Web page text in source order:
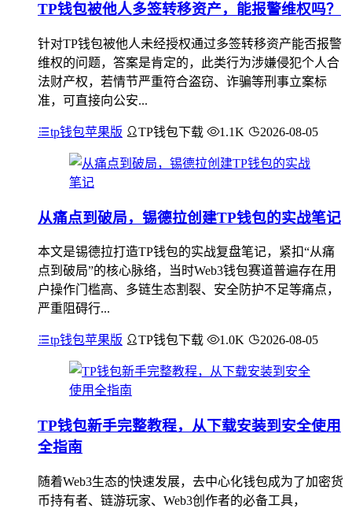
TP钱包被他人多签转移资产，能报警维权吗？
针对TP钱包被他人未经授权通过多签转移资产能否报警
维权的问题，答案是肯定的，此类行为涉嫌侵犯个人合
法财产权，若情节严重符合盗窃、诈骗等刑事立案标
准，可直接向公安...
tp钱包苹果版 TP钱包下载 1.1K 2026-08-05
从痛点到破局，锡德拉创建TP钱包的实战笔记
本文是锡德拉打造TP钱包的实战复盘笔记，紧扣“从痛
点到破局”的核心脉络，当时Web3钱包赛道普遍存在用
户操作门槛高、多链生态割裂、安全防护不足等痛点，
严重阻碍行...
tp钱包苹果版 TP钱包下载 1.0K 2026-08-05
TP钱包新手完整教程，从下载安装到安全使用
全指南
随着Web3生态的快速发展，去中心化钱包成为了加密货
币持有者、链游玩家、Web3创作者的必备工具，